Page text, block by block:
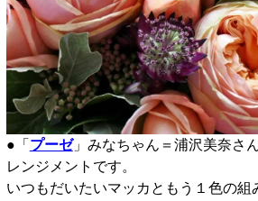
●「 プーゼ」みなちゃん＝浦沢美奈さ
レンジメントです。
いつもだいたいマッカともう１色の組